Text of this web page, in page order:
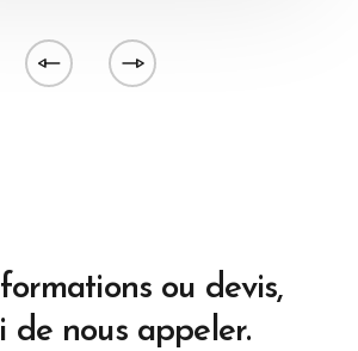
ou devis,
de nous appeler.